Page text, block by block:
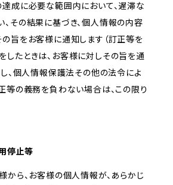
達成に必要な範囲内において、遅滞な
、その結果に基づき、個人情報の内容
の旨をお客様に通知します（訂正等を
したときは、お客様に対しその旨を通
し、個人情報保護法その他の法令によ
等の義務を負わない場合は、この限り
停止等
から、お客様の個人情報が、あらかじ